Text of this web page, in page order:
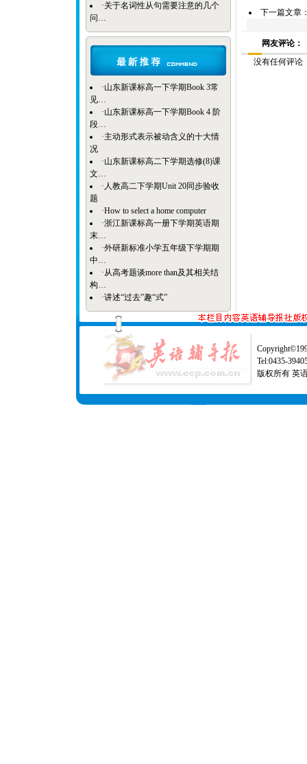
·关于名词性从句需要注意的几个
问…
·山东新课标高一下学期Book 3常
见…
·山东新课标高一下学期Book 4 阶
段…
·主动形式表示被动含义的十大情
况
·山东新课标高二下学期选修(8)课
文…
· 人教高二下学期Unit 20同步验收
题
·How to select a home computer
·浙江新课标高一册下学期英语期
末…
·外研新标准小学五年级下学期期
中…
·从高考题谈more than及其相关结
构…
·讲述“过去”趣“式”
下一篇文章
网友评论：
没有任何评论
Tel:0435-
版权所有 英